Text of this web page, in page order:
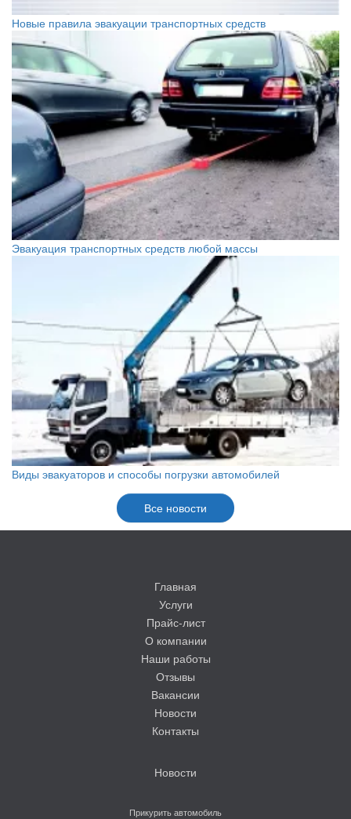
Новые правила эвакуации транспортных средств
Эвакуация транспортных средств любой массы
Виды эвакуаторов и способы погрузки автомобилей
Все новости
Главная
Услуги
Прайс-лист
О компании
Наши работы
Отзывы
Вакансии
Новости
Контакты
Новости
Прикурить автомобиль